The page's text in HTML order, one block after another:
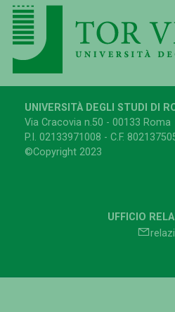
UNIVERSITÀ DEGLI STUDI DI
Via Cracovia n.50 - 00133 Roma
P.I. 02133971008 - C.F.
©Copyright 2023
UFFICIO